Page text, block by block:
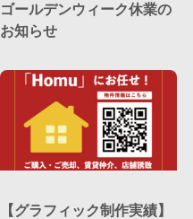
ゴールデンウィーク休業の
お知らせ
【グラフィック制作実績】